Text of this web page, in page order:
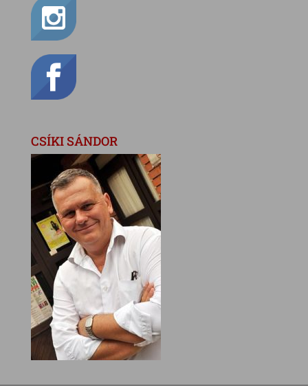
CSÍKI SÁNDOR